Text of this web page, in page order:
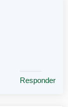
Responder